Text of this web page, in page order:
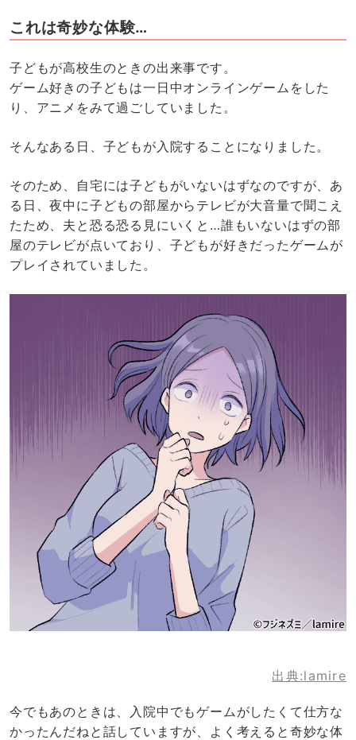
これは奇妙な体験…
子どもが高校生のときの出来事です。
ゲーム好きの子どもは一日中オンラインゲームをした
り、アニメをみて過ごしていました。
そんなある日、子どもが入院することになりました。
そのため、自宅には子どもがいないはずなのですが、あ
る日、夜中に子どもの部屋からテレビが大音量で聞こえ
たため、夫と恐る恐る見にいくと…誰もいないはずの部
屋のテレビが点いており、子どもが好きだったゲームが
プレイされていました。
出典:lamire
今でもあのときは、入院中でもゲームがしたくて仕方な
かったんだねと話していますが、よく考えると奇妙な体